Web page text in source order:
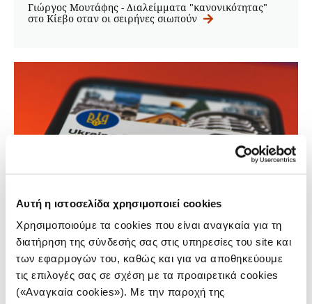
Αυτή η ιστοσελίδα χρησιμοποιεί cookies
Χρησιμοποιούμε τα cookies που είναι αναγκαία για τη
διατήρηση της σύνδεσής σας στις υπηρεσίες του site και
των εφαρμογών του, καθώς και για να αποθηκεύουμε
τις επιλογές σας σε σχέση με τα προαιρετικά cookies
(«Αναγκαία cookies»). Με την παροχή της
Γιώργος Μουτάφης - Διαλείμματα "κανονικότητας"
στο Κίεβο οταν οι σειρήνες σιωπούν
ΟΥΚΡΑΝΙΑ
Πηγές παρακολούθησης των
εξελίξεων στην Ουκρανία